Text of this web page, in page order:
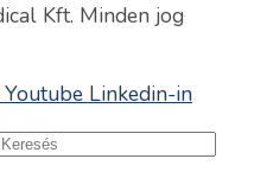
Kft. Minden jog
Youtube Linkedin-in